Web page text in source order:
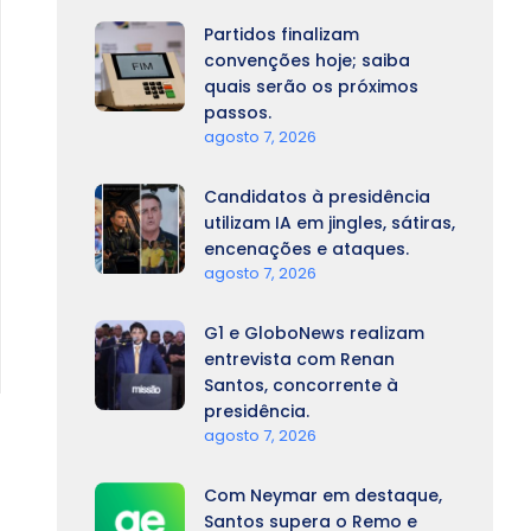
Partidos finalizam
convenções hoje; saiba
quais serão os próximos
passos.
agosto 7, 2026
Candidatos à presidência
utilizam IA em jingles, sátiras,
encenações e ataques.
agosto 7, 2026
G1 e GloboNews realizam
entrevista com Renan
Santos, concorrente à
presidência.
agosto 7, 2026
Com Neymar em destaque,
Santos supera o Remo e